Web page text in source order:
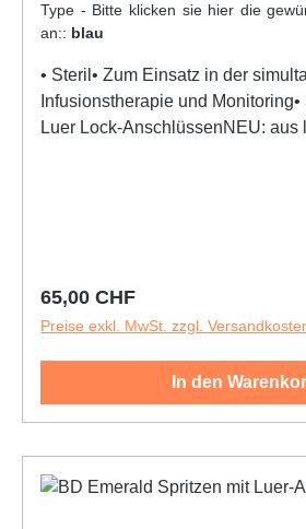
Type - Bitte klicken sie hier die
an:: blau
• Steril• Zum Einsatz in der
Infusionstherapie und Monitoring•
Luer Lock-AnschlüssenNEU:
Regulärer Preis:
65,00 CHF
Preise exkl. MwSt. zzgl.
In den